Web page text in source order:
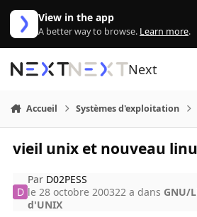
Aller au contenu
View in the app
A better way to browse. Learn more.
Next
Accueil Systèmes d'exploitation
vieil unix et nouveau
Par D02PESS
le 28 octobre 200322 a dans GNU/
d'UNIX